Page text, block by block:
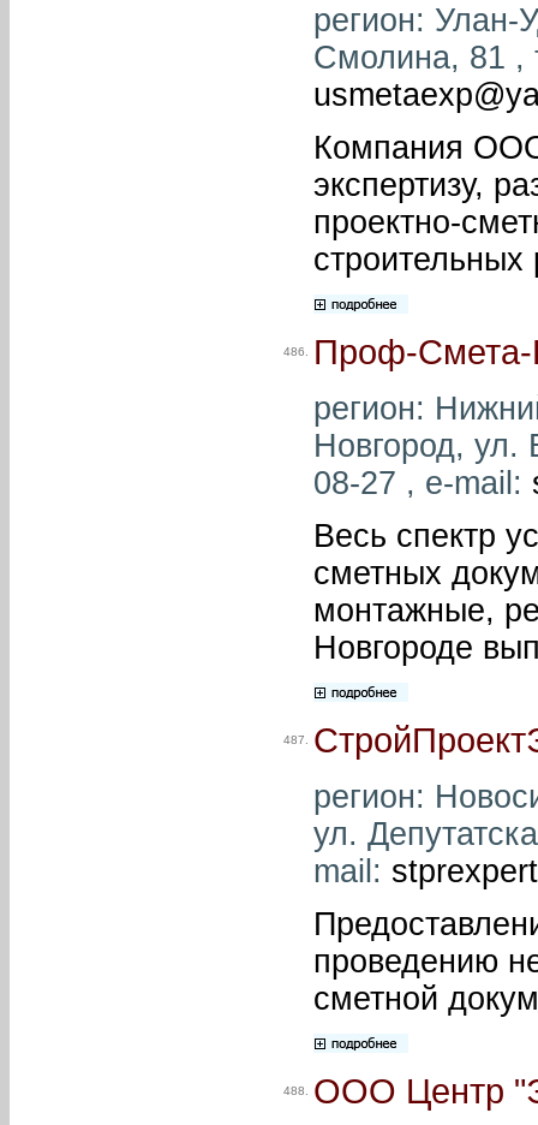
регион: Улан-
Смолина, 81 ,
Компания
экспертизу,
проектно-
строительных
486. Проф-
регион:
Новгород, ул.
08-27 , e-mail:
Весь спектр
сметных
монтажные,
Новгороде
487.
регион:
ул.
mail:
проведению
сметной
488. ООО Центр